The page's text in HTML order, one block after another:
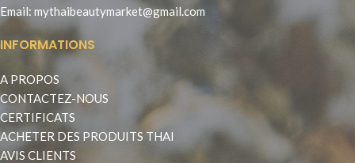
Email: mythaibeautymarket@gmail.com
INFORMATIONS
A PROPOS
CONTACTEZ-NOUS
CERTIFICATS
ACHETER DES PRODUITS THAI
AVIS CLIENTS